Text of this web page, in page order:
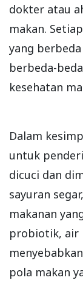
dokter atau
makan.
yang
berbeda-
kesehatan
Dalam
untuk
dicuci dan
sayuran
makanan
probiotik, air
pola makan